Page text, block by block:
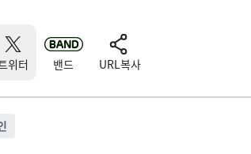
위터 밴드 URL복사